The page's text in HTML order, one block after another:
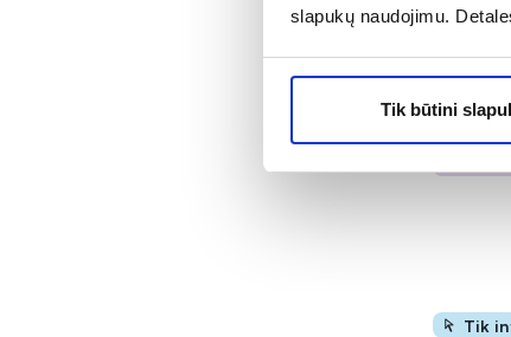
slapukų naudojimu.
Tik būtini
IEVA
ACAI
500 ml
4,30 €
Tik